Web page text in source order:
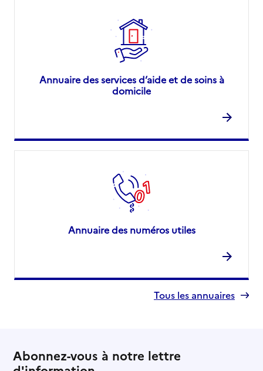
Annuaire des services d’aide et de soins à
domicile
Annuaire des numéros utiles
Tous les annuaires
Abonnez-vous à notre lettre